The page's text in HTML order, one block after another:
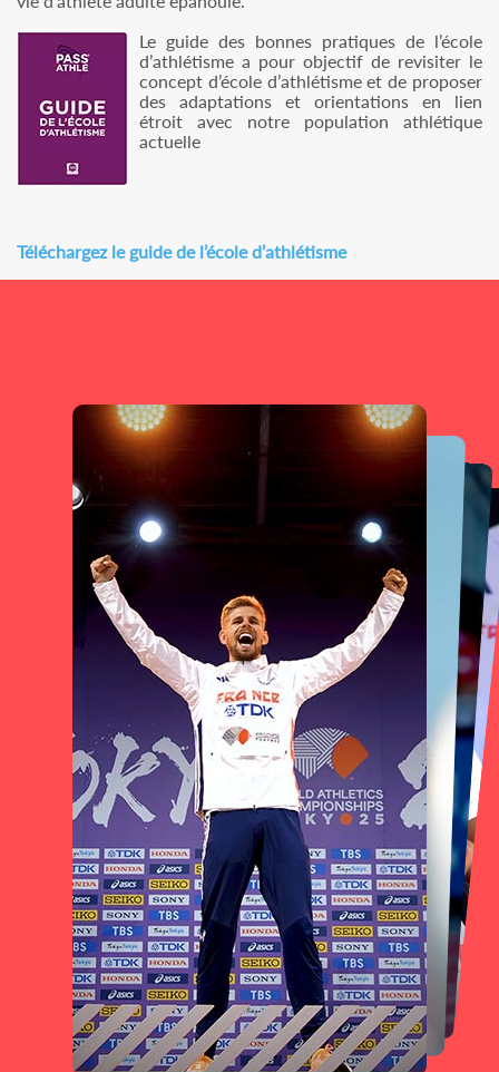
Le guide des bonnes pratiques de l’école
d’athlétisme a pour objectif de revisiter le
concept d’école d’athlétisme et de proposer
des adaptations et orientations en lien
étroit avec notre population athlétique
actuelle
Téléchargez le guide de l’école d’athlétisme